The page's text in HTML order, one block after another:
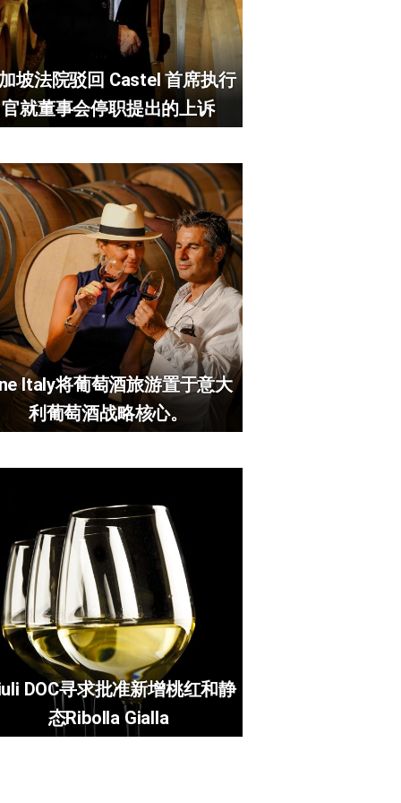
坡法院驳回 Castel 首席执行
官就董事会停职提出的上诉
Italy将葡萄酒旅游置于意大
利葡萄酒战略核心。
DOC寻求批准新增桃红和静
态Ribolla Gialla